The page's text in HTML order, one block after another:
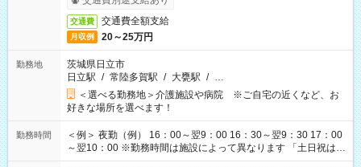
交通費 交通費全額支給
月収例 20～25万円
勤務地
茨城県日立市
日立駅 / 常陸多賀駅 / 大甕駅 / …
＜選べる勤務地＞介護施設や病院 ※ご自宅の近くなど、お
好きな場所を選べます！
勤務時間
＜例＞ 夜勤（例） 16：00～翌9：00 16：30～翌9：30 17：00
～翌10：00 ※勤務時間は施設によって異なります 「土日祝は休
みたい」 「しっかり稼ぎたい」 「もう少し遅い時間から始めた